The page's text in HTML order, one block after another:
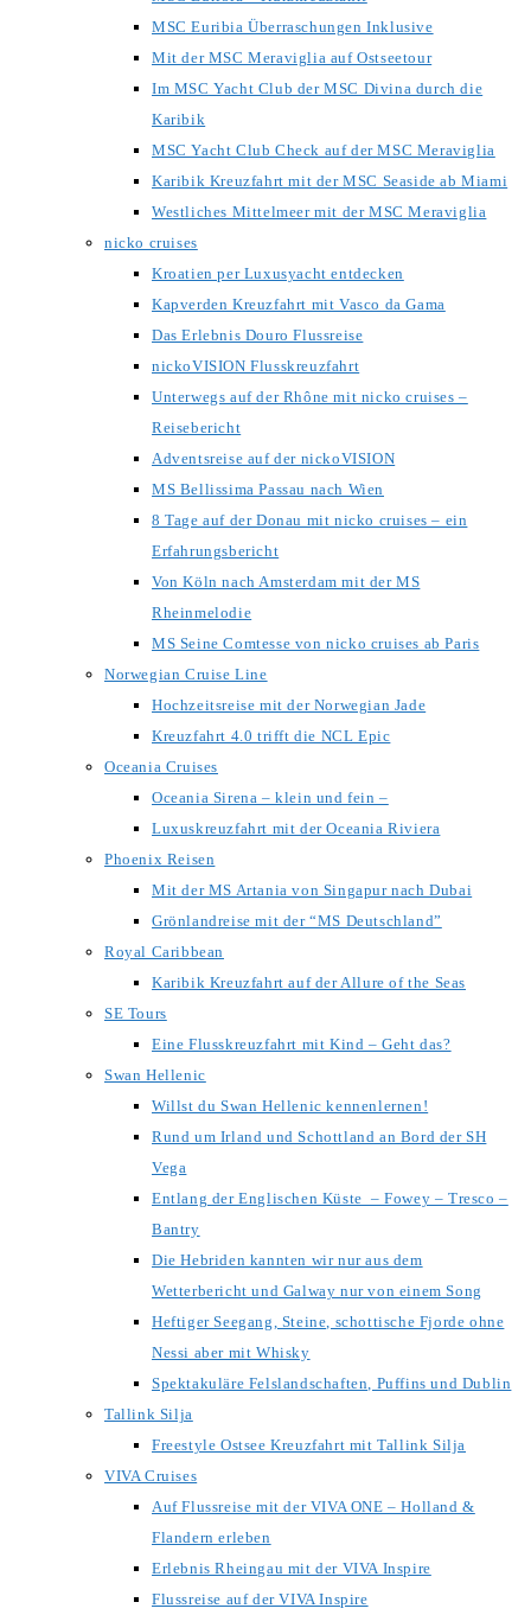
MSC Euribia Überraschungen Inklusive
Mit der MSC Meraviglia auf Ostseetour
Im MSC Yacht Club der MSC Divina durch die
Karibik
MSC Yacht Club Check auf der MSC Meraviglia
Karibik Kreuzfahrt mit der MSC Seaside ab Miami
Westliches Mittelmeer mit der MSC Meraviglia
nicko cruises
Kroatien per Luxusyacht entdecken
Kapverden Kreuzfahrt mit Vasco da Gama
Das Erlebnis Douro Flussreise
nickoVISION Flusskreuzfahrt
Unterwegs auf der Rhône mit nicko cruises –
Reisebericht
Adventsreise auf der nickoVISION
MS Bellissima Passau nach Wien
8 Tage auf der Donau mit nicko cruises – ein
Erfahrungsbericht
Von Köln nach Amsterdam mit der MS
Rheinmelodie
MS Seine Comtesse von nicko cruises ab Paris
Norwegian Cruise Line
Hochzeitsreise mit der Norwegian Jade
Kreuzfahrt 4.0 trifft die NCL Epic
Oceania Cruises
Oceania Sirena – klein und fein –
Luxuskreuzfahrt mit der Oceania Riviera
Phoenix Reisen
Mit der MS Artania von Singapur nach Dubai
Grönlandreise mit der “MS Deutschland”
Royal Caribbean
Karibik Kreuzfahrt auf der Allure of the Seas
SE Tours
Eine Flusskreuzfahrt mit Kind – Geht das?
Swan Hellenic
Willst du Swan Hellenic kennenlernen!
Rund um Irland und Schottland an Bord der SH
Vega
Entlang der Englischen Küste – Fowey – Tresco –
Bantry
Die Hebriden kannten wir nur aus dem
Wetterbericht und Galway nur von einem Song
Heftiger Seegang, Steine, schottische Fjorde ohne
Nessi aber mit Whisky
Spektakuläre Felslandschaften, Puffins und Dublin
Tallink Silja
Freestyle Ostsee Kreuzfahrt mit Tallink Silja
VIVA Cruises
Auf Flussreise mit der VIVA ONE – Holland &
Flandern erleben
Erlebnis Rheingau mit der VIVA Inspire
Flussreise auf der VIVA Inspire